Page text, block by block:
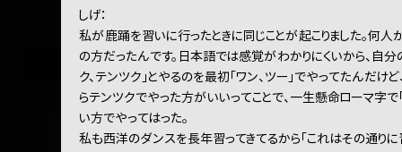
しげ：
私が鹿踊を習いに行ったときに同じことが起こりました。何
の方だったんです。日本語では感覚がわかりにくいから、自
ク、テンツク」とやるのを最初「ワン、ツー」でやってたんだ
らテンツクでやった方がいいってことで、一生懸命ローマ字で
い方でやってはった。
私も西洋のダンスを長年習ってきてるから「これはその通り